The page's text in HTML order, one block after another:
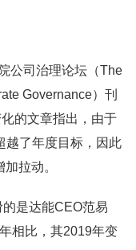
公司治理论坛（The
Governance）刊
的文章指出，由于
越了年度目标，因此
拉动。
是达能CEO范易
相比，其2019年变